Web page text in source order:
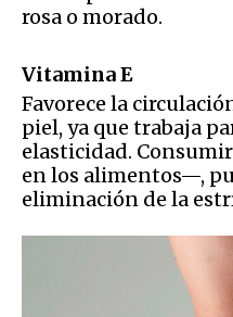
rosa o morado.
Vitamina E
Favorece la
piel, ya que trabaja
elasticidad.
en los alimentos—,
eliminación de la